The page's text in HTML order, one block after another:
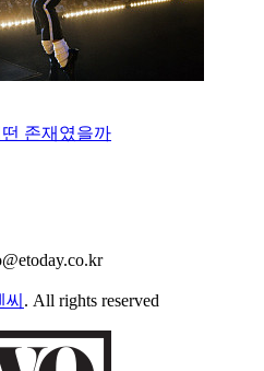
존재였을까
. All rights reserved